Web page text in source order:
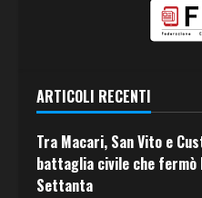
ARTICOLI RECENTI
Tra Macari, San Vito e
battaglia civile che
Settanta